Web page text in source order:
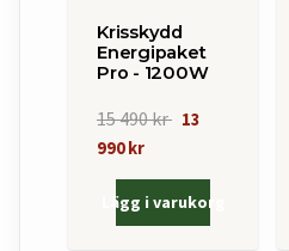
Krisskydd
Energipaket
Pro - 1200W
15 490 kr 13
990 kr
Lägg i varukorg